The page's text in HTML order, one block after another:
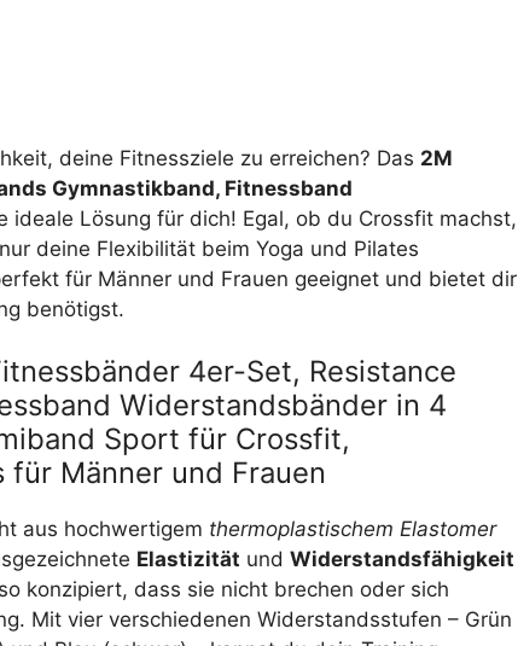
deine Fitnessziele zu erreichen? Das 2M
Gymnastikband, Fitnessband
ideale Lösung für dich! Egal, ob du Crossfit machst,
deine Flexibilität beim Yoga und Pilates
für Männer und Frauen geeignet und bietet dir
benötigst.
4er-Set, Resistance
Widerstandsbänder in 4
Sport für Crossfit,
für Männer und Frauen
aus hochwertigem thermoplastischem Elastomer
Elastizität und Widerstandsfähigkeit
konzipiert, dass sie nicht brechen oder sich
Mit vier verschiedenen Widerstandsstufen – Grün